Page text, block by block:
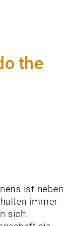
the
ist neben
immer
sich.